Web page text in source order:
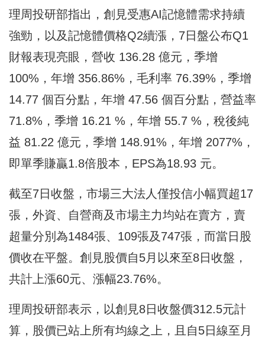
理周投研部指出，創見受惠AI記憶體需求持續
強勁，以及記憶體價格Q2續漲，7日盤公布Q1
財報表現亮眼，營收 136.28 億元，季增
100%，年增 356.86%，毛利率 76.39%，季增
14.77 個百分點，年增 47.56 個百分點，營益率
71.8%，季增 16.21 %，年增 55.7 %，稅後純
益 81.22 億元，季增 148.91%，年增 2077%，
即單季賺贏1.8倍股本，EPS為18.93 元。
截至7日收盤，市場三大法人僅投信小幅買超17
張，外資、自營商及市場主力均站在賣方，賣
超量分別為1484張、109張及747張，而當日股
價收在平盤。創見股價自5月以來至8日收盤，
共計上漲60元、漲幅23.76%。
理周投研部表示，以創見8日收盤價312.5元計
算，股價已站上所有均線之上，且自5日線至月